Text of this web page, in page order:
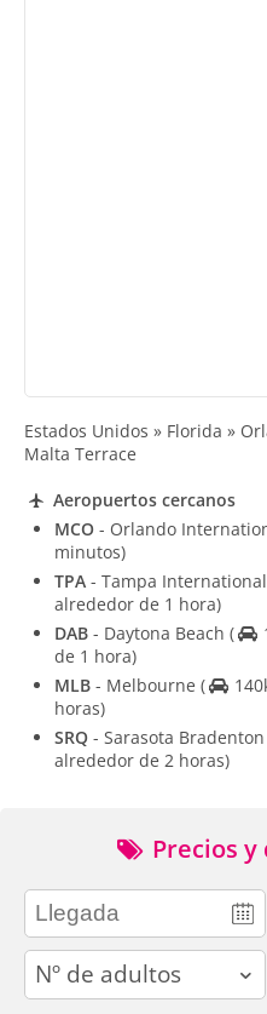
Estados Unidos » Florida »
Malta Terrace
Aeropuertos cercanos
MCO - Orlando
minutos)
TPA - Tampa
alrededor de 1 hora)
DAB - Daytona Beach (
de 1 hora)
MLB - Melbourne (
horas)
SRQ - Sarasota Bradenton
alrededor de 2 horas)
Precios
adults